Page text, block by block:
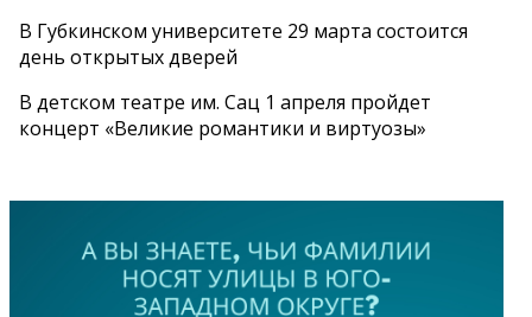
В Губкинском университете 29 марта состоится
день открытых дверей
В детском театре им. Сац 1 апреля пройдет
концерт «Великие романтики и виртуозы»